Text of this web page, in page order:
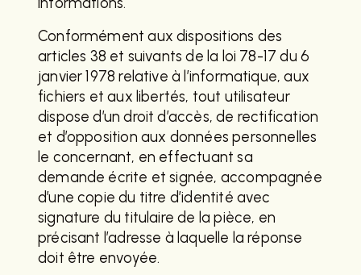
Conformément aux dispositions des
articles 38 et suivants de la loi 78-17 du 6
janvier 1978 relative à l’informatique, aux
fichiers et aux libertés, tout utilisateur
dispose d’un droit d’accès, de rectification
et d’opposition aux données personnelles
le concernant, en effectuant sa
demande écrite et signée, accompagnée
d’une copie du titre d’identité avec
signature du titulaire de la pièce, en
précisant l’adresse à laquelle la réponse
doit être envoyée.